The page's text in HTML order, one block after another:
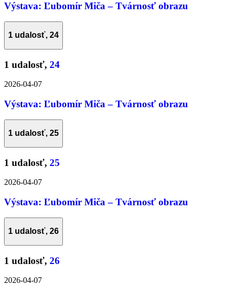
Výstava: Ľubomír Miča – Tvárnosť obrazu
1 udalosť, 24
1 udalosť, 24
2026-04-07
Výstava: Ľubomír Miča – Tvárnosť obrazu
1 udalosť, 25
1 udalosť, 25
2026-04-07
Výstava: Ľubomír Miča – Tvárnosť obrazu
1 udalosť, 26
1 udalosť, 26
2026-04-07